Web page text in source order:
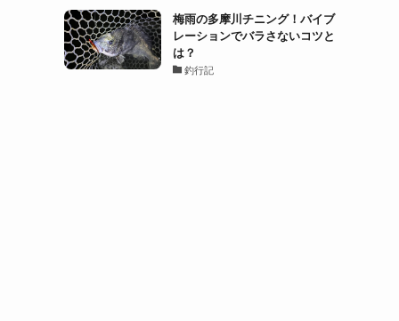
梅雨の多摩川チニング！バイブ
レーションでバラさないコツと
は？
釣行記